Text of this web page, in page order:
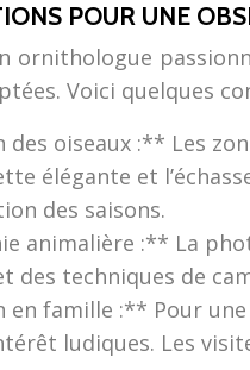
POUR UNE
ornithologue
Voici quelques
oiseaux :** Les
élégante et
des saisons.
animalière :** La
des techniques de
famille :** Pour une
ludiques. Les